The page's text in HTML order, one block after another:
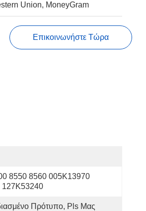
Union, MoneyGram
Επικοινωνήστε Τώρα
8550 8560 005K13970
Πρότυπο, Pls Μας